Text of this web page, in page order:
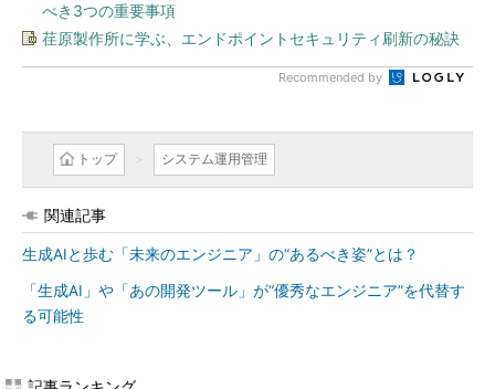
べき3つの重要事項
荏原製作所に学ぶ、エンドポイントセキュリティ刷新の秘訣
Recommended by
トップ システム運用管理
関連記事
生成AIと歩む「未来のエンジニア」の“あるべき姿”とは？
「生成AI」や「あの開発ツール」が“優秀なエンジニア”を代替す
る可能性